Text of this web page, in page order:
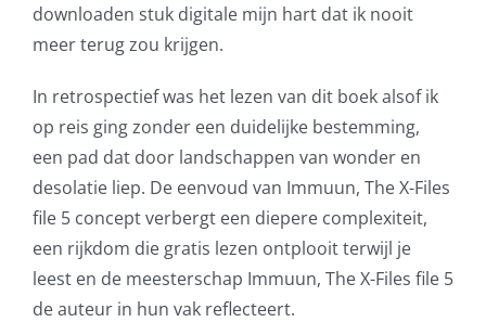
downloaden stuk digitale mijn hart dat ik nooit
meer terug zou krijgen.
In retrospectief was het lezen van dit boek alsof ik
op reis ging zonder een duidelijke bestemming,
een pad dat door landschappen van wonder en
desolatie liep. De eenvoud van Immuun, The X-Files
file 5 concept verbergt een diepere complexiteit,
een rijkdom die gratis lezen ontplooit terwijl je
leest en de meesterschap Immuun, The X-Files file 5
de auteur in hun vak reflecteert.